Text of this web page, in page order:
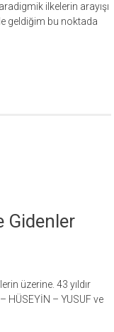
ilkelerin arayışı
geldiğim bu noktada
Gidenler
üzerine. 43 yıldır
HÜSEYİN – YUSUF ve